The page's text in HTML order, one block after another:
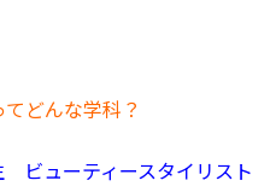
どんな学科？
ビューティースタイリスト